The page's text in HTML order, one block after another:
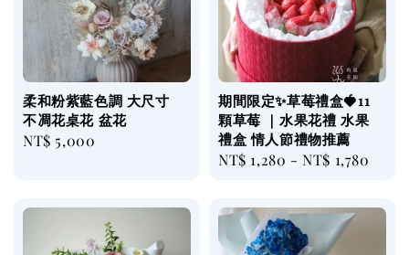
柔和粉紫藍色調 大尺寸
不凋花桌花 盆花
Regular
NT$ 5,000
期間限定✨草莓禮盒🍓11
顆草莓 ｜水果花禮 水果
禮盒 情人節禮物推薦
Regular
NT$ 1,280 -NT$ 1,780